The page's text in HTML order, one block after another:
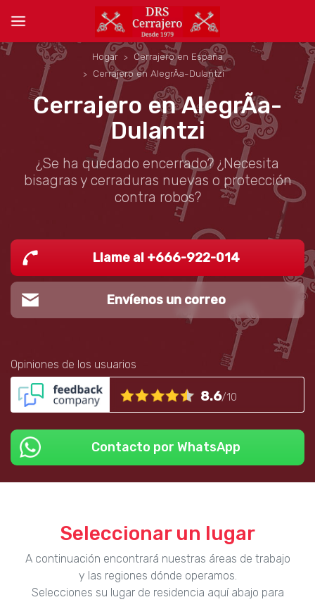
Hogar
Cerrajero en España
Cerrajero en AlegrÃ­a-Dulantzi
Cerrajero en AlegrÃ­a-
Dulantzi
¿Se ha quedado encerrado? ¿Necesita
bisagras y cerraduras nuevas o protección
contra robos?
Llame al +666-922-014
Envíenos un correo
Opiniones de los usuarios
8.6/10
Contacto por WhatsApp
Seleccionar un lugar
A continuación encontrará nuestras áreas de trabajo
y las regiones dónde operamos.
Selecciones su lugar de residencia aquí abajo para